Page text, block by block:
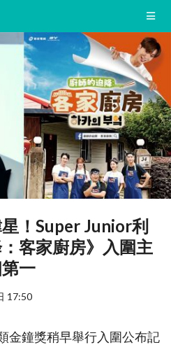
！Super Junior利
客家廚房》入圍主
一
17:50
金鐘獎稍早舉行入圍公布記